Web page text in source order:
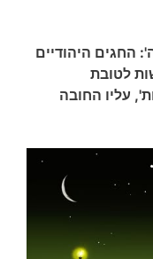
החגים היהודיים
לטובת
עליו החובה